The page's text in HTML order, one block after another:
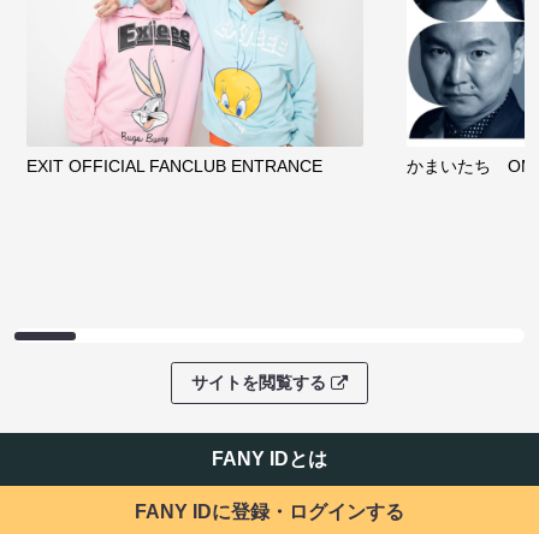
EXIT OFFICIAL FANCLUB ENTRANCE かまいたち
サイトを閲覧する
FANY IDとは
FANY IDに登録・ログインする